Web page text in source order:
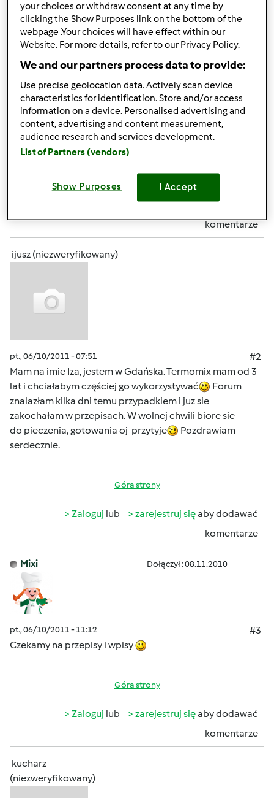
śr., 03/04/2020 - 13:29
Hej Kochani!
__________________________
Ostelife Premium Plus
Góra strony
zarejestruj sięaby dodawać
komentarze
ijusz (niezweryfikowany)
pt., 06/10/2011 - 07:51
#2
Mam na imie Iza, jestem w Gdańska. Termomix mam od 3
lat i chciałabym częściej go wykorzystywać
Forum
znalazłam kilka dni temu przypadkiem i juz sie
zakochałam w przepisach. W wolnej chwili biore sie
do pieczenia, gotowania oj przytyje
Pozdrawiam
serdecznie.
Góra strony
Zaloguj lub zarejestruj sięaby dodawać
komentarze
Mixi Dołączył : 08.11.2010
pt., 06/10/2011 - 11:12
#3
Czekamy na przepisy i wpisy
Góra strony
Zaloguj lub zarejestruj sięaby dodawać
komentarze
kucharz
(niezweryfikowany)
your choices or withdraw consent at any time by
clicking the Show Purposes link on the bottom of the
webpage .Your choices will have effect within our
Website. For more details, refer to our Privacy Policy.
We and our partners process data to provide:
Use precise geolocation data. Actively scan device
characteristics for identification. Store and/or access
information on a device. Personalised advertising and
content, advertising and content measurement,
audience research and services development.
List of Partners (vendors)
Show Purposes I Accept